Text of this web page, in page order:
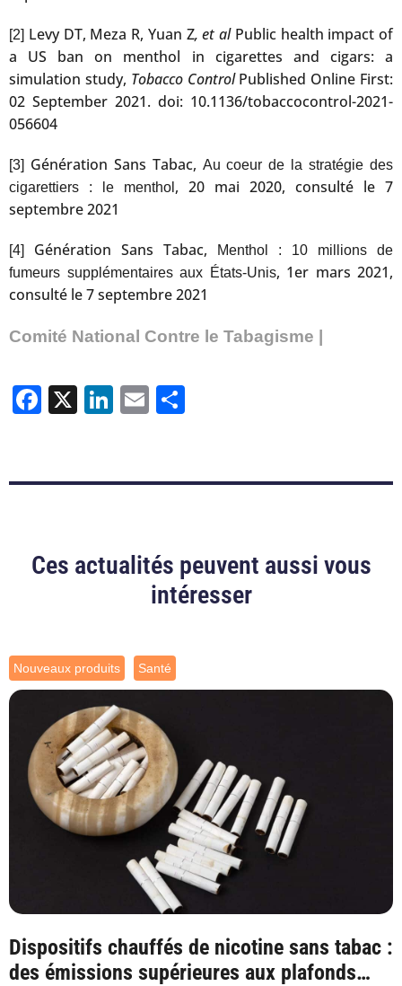
[2] Levy DT, Meza R, Yuan Z, et alPublic health impact of
a US ban on menthol in cigarettes and cigars: a
simulation study, Tobacco ControlPublished Online First:
02 September 2021. doi: 10.1136/tobaccocontrol-2021-
056604
[3] Génération Sans Tabac, Au coeur de la stratégie des
cigarettiers : le menthol , 20 mai 2020, consulté le 7
septembre 2021
[4] Génération Sans Tabac,
Menthol : 10 millions de
fumeurs supplémentaires aux États-Unis, 1er mars 2021,
consulté le 7 septembre 2021
Comité National Contre le Tabagisme |
Facebook
X LinkedIn
Email
Ces actualités peuvent aussi vous
intéresser
Nouveaux produits Santé
Dispositifs chauffés de nicotine sans tabac :
des émissions supérieures aux plafonds